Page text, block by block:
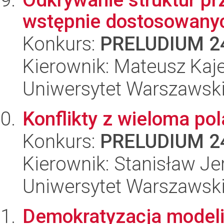
wstępnie
Konkurs: PRELUDIUM
Kierownik: Mateusz
Uniwersytet
Konflikty z wieloma
Konkurs: PRELUDIUM
Kierownik: Stanisław
Uniwersytet
Demokratyzacja